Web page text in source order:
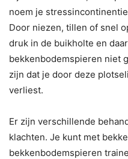
noem je
Door niezen, tillen of snel
druk in de buikholte en
bekkenbodemspieren niet
zijn dat je door deze
verliest.
Er zijn verschillende
klachten. Je kunt met
bekkenbodemspieren